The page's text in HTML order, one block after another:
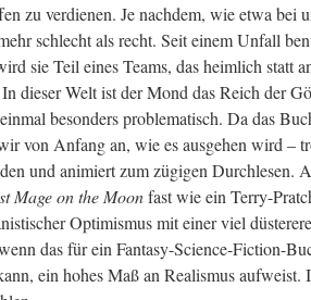
zu ver­die­nen. Je nach­dem, wie etwa bei
schlecht als recht. Seit einem Unfall
sie Teil eines Teams, das heim­lich statt
die­ser Welt ist der Mond das Reich der
beson­ders pro­ble­ma­tisch. Da das
von Anfang an, wie es aus­ge­hen wird –
und ani­miert zum zügi­gen Durch­le­sen.
Mage on the Moonfast wie ein Ter­ry-
Opti­mis­mus mit einer viel
das für ein Fan­ta­sy-Sci­ence-Fic­tion-
ein hohes Maß an Rea­lis­mus auf­weist.